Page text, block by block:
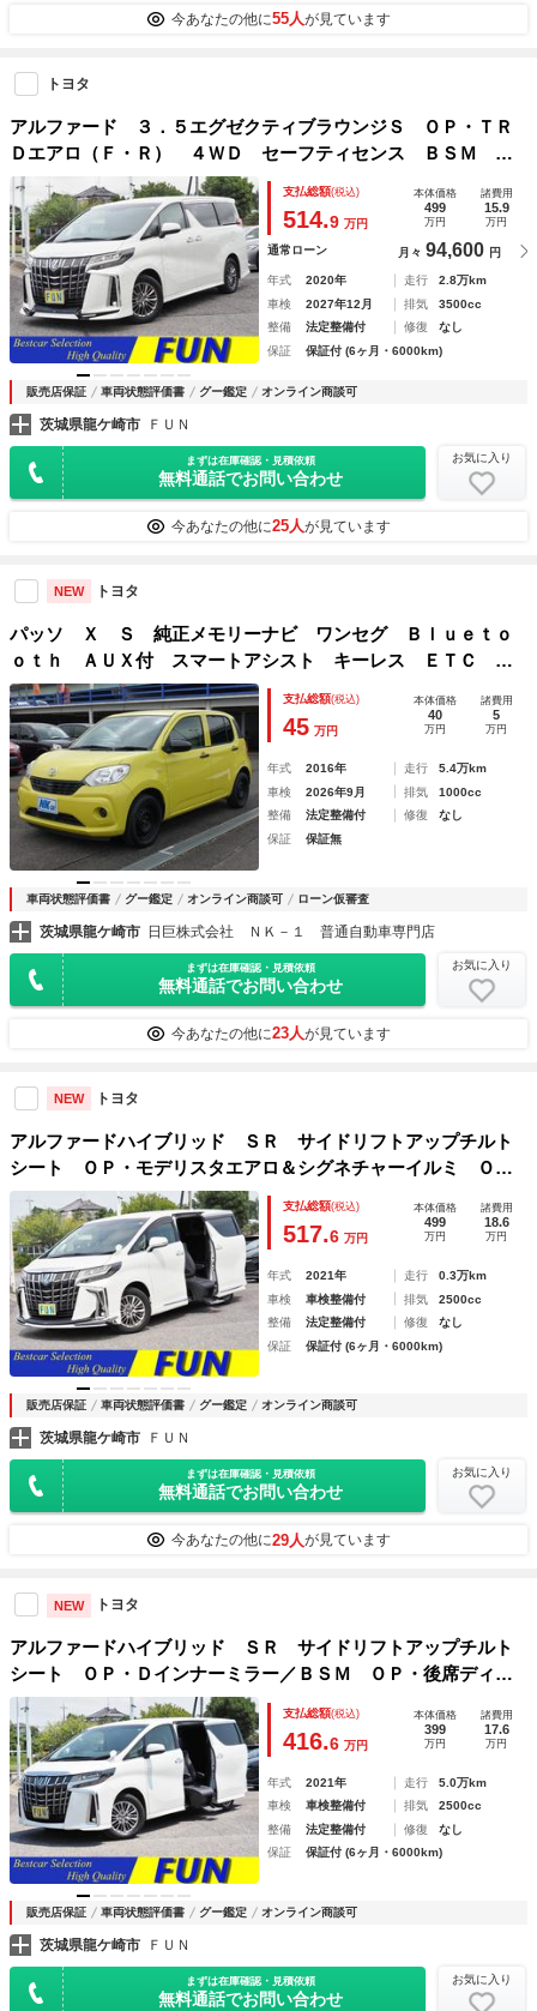
今あなたの他に55人が見ています
トヨタ
アルファード ３．５エグゼクティブラウンジＳ ＯＰ・ＴＲ
Ｄエアロ（Ｆ・Ｒ） ４ＷＤ セーフティセンス ＢＳＭ Ｄ
インナーミラー 両自動 Ｐバックドア 黒ナッパ革シート
ＪＢＬ メーカーナビ＆リヤエンタメ＆パノラミックビュー＆
ＩＰＡ２ ドラレコ前後
支払総額(税込)
514.9 万円
本体価格
499
万円
諸費用
15.9
万円
通常ローン 月々 94,600 円
年式 2020年 走行
2.8万km
車検
2027年12月 排気
3500cc
整備
法定整備付 修復
なし
保証
保証付 (6ヶ月・6000km)
販売店保証 車両状態評価書 グー鑑定 オンライン商談可
茨城県龍ケ崎市 ＦＵＮ
まずは在庫確認・見積依頼
無料通話でお問い合わせ
お気に入り
今あなたの他に25人が見ています
NEW トヨタ
パッソ Ｘ Ｓ 純正メモリーナビ ワンセグ Ｂｌｕｅｔｏ
ｏｔｈ ＡＵＸ付 スマートアシスト キーレス ＥＴＣ ア
イドリングストップ
支払総額(税込)
45 万円
本体価格
40
万円
諸費用
5
万円
年式 2016年 走行
5.4万km
車検
2026年9月 排気
1000cc
整備
法定整備付 修復
なし
保証
保証無
車両状態評価書 グー鑑定 オンライン商談可 ローン仮審査
茨城県龍ケ崎市 日巨株式会社 ＮＫ－１ 普通自動車専門店
まずは在庫確認・見積依頼
無料通話でお問い合わせ
お気に入り
今あなたの他に23人が見ています
NEW トヨタ
アルファードハイブリッド ＳＲ サイドリフトアップチルト
シート ＯＰ・モデリスタエアロ＆シグネチャーイルミ Ｏ
Ｐ・Ｄインナーミラー／ＢＳＭ ＯＰ・後席ディスプレイ 両
自動 黒合皮シート ＯＰ・ナビ ＯＰ・ＴＶ ＯＰ・ＣＤ／
ＤＶＤ
支払総額(税込)
517.6 万円
本体価格
499
万円
諸費用
18.6
万円
年式 2021年 走行
0.3万km
車検
車検整備付 排気
2500cc
整備
法定整備付 修復
なし
保証
保証付 (6ヶ月・6000km)
販売店保証 車両状態評価書 グー鑑定 オンライン商談可
茨城県龍ケ崎市 ＦＵＮ
まずは在庫確認・見積依頼
無料通話でお問い合わせ
お気に入り
今あなたの他に29人が見ています
NEW トヨタ
アルファードハイブリッド ＳＲ サイドリフトアップチルト
シート ＯＰ・Ｄインナーミラー／ＢＳＭ ＯＰ・後席ディス
プレイ ＯＰ・寒冷地 ＯＰ・Ｅ／Ｇスターター ＯＰ・ナ
ビ ＯＰ・ＴＶ／ＣＤ／ＤＶＤ セーフティセンス 両自動
黒合皮
支払総額(税込)
416.6 万円
本体価格
399
万円
諸費用
17.6
万円
年式 2021年 走行
5.0万km
車検
車検整備付 排気
2500cc
整備
法定整備付 修復
なし
保証
保証付 (6ヶ月・6000km)
販売店保証 車両状態評価書 グー鑑定 オンライン商談可
茨城県龍ケ崎市 ＦＵＮ
まずは在庫確認・見積依頼
無料通話でお問い合わせ
お気に入り